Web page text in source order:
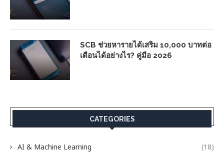
SCB ช่วยหารายได้เสริม 10,000 บาทต่อ
เดือนได้อย่างไร? คู่มือ 2026
CATEGORIES
AI & Machine Learning (18)